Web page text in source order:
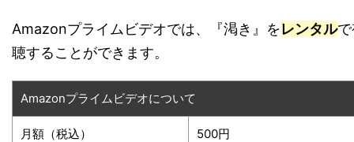
Amazonプライムビデオでは、『渇き』をレンタル
聴することができます。
Amazonプライムビデオについて
月額（税込） 500円